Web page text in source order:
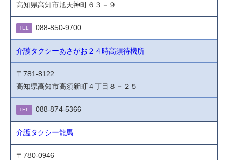
高知県高知市旭天神町６３－９
TEL 088-850-9700
介護タクシーあさがお２４時高須待機所
〒781-8122
高知県高知市高須新町４丁目８－２５
TEL 088-874-5366
介護タクシー龍馬
〒780-0946